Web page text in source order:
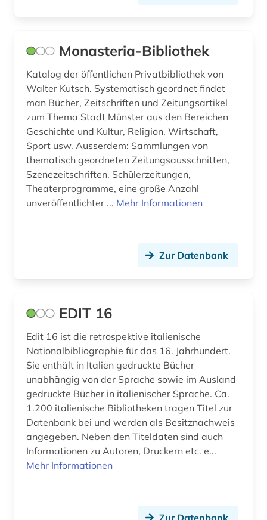
färöer (1)
föderation bosnien und herzegowina (2)
galloromanistik (4)
geisteswissenschaften (1)
genf (1)
geographie (1)
geowissenschaften (1)
geschichte (29)
gesellschaft (1)
graubünden (1)
griechenland (1)
großbritannien (7)
grundwasser (1)
grönland (1)
Monasteria-Bibliothek
Katalog der öffentlichen Privatbibliothek von
Walter Kutsch. Systematisch geordnet findet
man Bücher, Zeitschriften und Zeitungsartikel
zum Thema Stadt Münster aus den Bereichen
Geschichte und Kultur, Religion, Wirtschaft,
Sport usw. Ausserdem: Sammlungen von
thematisch geordneten Zeitungsausschnitten,
Szenezeitschriften, Schülerzeitungen,
Theaterprogramme, eine große Anzahl
unveröffentlichter ... Mehr Informationen
Zur Datenbank
EDIT 16
Edit 16 ist die retrospektive italienische
Nationalbibliographie für das 16. Jahrhundert.
Sie enthält in Italien gedruckte Bücher
unabhängig von der Sprache sowie im Ausland
gedruckte Bücher in italienischer Sprache. Ca.
1.200 italienische Bibliotheken tragen Titel zur
Datenbank bei und werden als Besitznachweis
angegeben. Neben den Titeldaten sind auch
Informationen zu Autoren, Druckern etc. e...
Mehr Informationen